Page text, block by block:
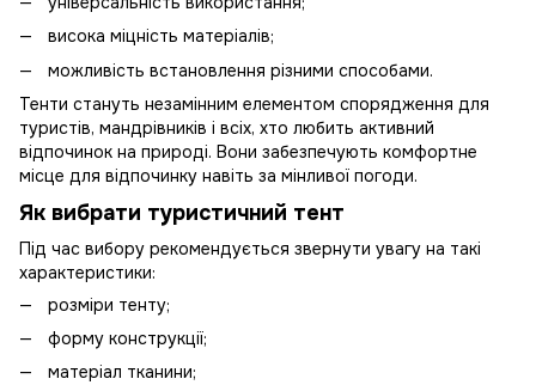
висока міцність матеріалів;
можливість встановлення різними способами.
Тенти стануть незамінним елементом спорядження для
туристів, мандрівників і всіх, хто любить активний
відпочинок на природі. Вони забезпечують комфортне
місце для відпочинку навіть за мінливої погоди.
Як вибрати туристичний тент
Під час вибору рекомендується звернути увагу на такі
характеристики:
розміри тенту;
форму конструкції;
матеріал тканини;